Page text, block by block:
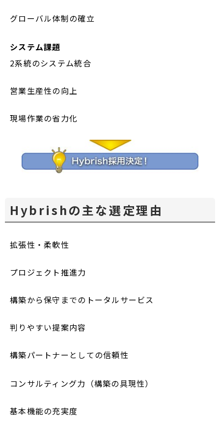
グローバル体制の確立
システム課題
2系統のシステム統合
営業生産性の向上
現場作業の省力化
Hybrishの主な選定理由
拡張性・柔軟性
プロジェクト推進力
構築から保守までのトータルサービス
判りやすい提案内容
構築パートナーとしての信頼性
コンサルティング力（構築の具現性）
基本機能の充実度